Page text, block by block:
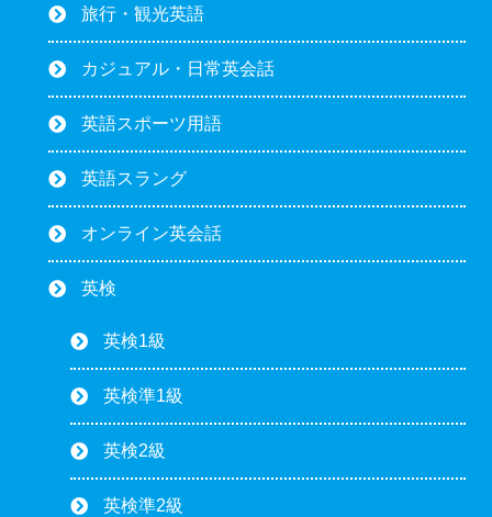
旅行・観光英語
カジュアル・日常英会話
英語スポーツ用語
英語スラング
オンライン英会話
英検
英検1級
英検準1級
英検2級
英検準2級